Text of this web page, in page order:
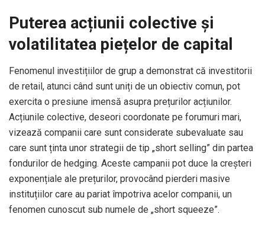
Puterea acțiunii colective și
volatilitatea piețelor de capital
Fenomenul investițiilor de grup a demonstrat că investitorii
de retail, atunci când sunt uniți de un obiectiv comun, pot
exercita o presiune imensă asupra prețurilor acțiunilor.
Acțiunile colective, deseori coordonate pe forumuri mari,
vizează companii care sunt considerate subevaluate sau
care sunt ținta unor strategii de tip „short selling” din partea
fondurilor de hedging. Aceste campanii pot duce la creșteri
exponențiale ale prețurilor, provocând pierderi masive
instituțiilor care au pariat împotriva acelor companii, un
fenomen cunoscut sub numele de „short squeeze”.